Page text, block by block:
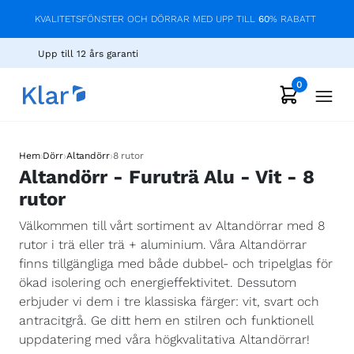
KVALITETSFÖNSTER OCH DÖRRAR MED UPP TILL 60% RABATT
Upp till 12 års garanti
0
Hem›Dörr›Altandörr›8 rutor
Altandörr - Furuträ Alu - Vit - 8
rutor
Välkommen till vårt sortiment av Altandörrar med 8
rutor i trä eller trä + aluminium. Våra Altandörrar
finns tillgängliga med både dubbel- och tripelglas för
ökad isolering och energieffektivitet. Dessutom
erbjuder vi dem i tre klassiska färger: vit, svart och
antracitgrå. Ge ditt hem en stilren och funktionell
uppdatering med våra högkvalitativa Altandörrar!